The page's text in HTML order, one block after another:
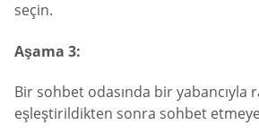
seçin.
Aşama 3:
Bir sohbet odasında bir yabancıyla
eşleştirildikten sonra sohbet etmeye